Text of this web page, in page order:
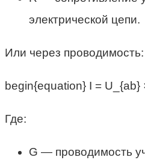
электрической цепи.
Или через проводимость:
begin{equation} I = U_{ab}
Где:
G — проводимость